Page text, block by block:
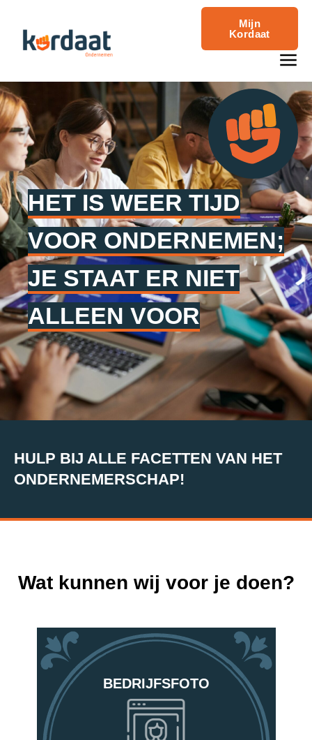
Mijn
Kordaat
HET IS WEER TIJD
VOOR ONDERNEMEN;
JE STAAT ER NIET
ALLEEN VOOR
HULP BIJ ALLE FACETTEN VAN HET
ONDERNEMERSCHAP!
Wat kunnen wij voor je doen?
BEDRIJFSFOTO